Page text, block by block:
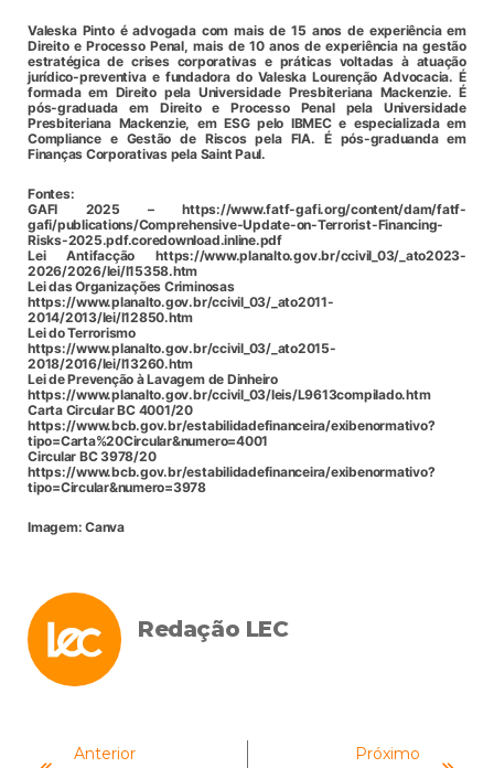
Valeska Pintoé advogada com mais de 15 anos de experiência em
Direito e Processo Penal, mais de 10 anos de experiência na gestão
estratégica de crises corporativas e práticas voltadas à atuação
jurídico-preventiva e fundadora do Valeska Lourenção Advocacia. É
formada em Direito pela Universidade Presbiteriana Mackenzie. É
pós-graduada em Direito e Processo Penal pela Universidade
Presbiteriana Mackenzie, em ESG pelo IBMEC e especializada em
Compliance e Gestão de Riscos pela FIA. É pós-graduanda em
Finanças Corporativas pela Saint Paul.
Fontes:
GAFI 2025 – https://www.fatf-gafi.org/content/dam/fatf-
gafi/publications/Comprehensive-Update-on-Terrorist-Financing-
Risks-2025.pdf.coredownload.inline.pdf
Lei Antifacção https://www.planalto.gov.br/ccivil_03/_ato2023-
2026/2026/lei/l15358.htm
Lei das Organizações Criminosas
https://www.planalto.gov.br/ccivil_03/_ato2011-
2014/2013/lei/l12850.htm
Lei do Terrorismo
https://www.planalto.gov.br/ccivil_03/_ato2015-
2018/2016/lei/l13260.htm
Lei de Prevenção à Lavagem de Dinheiro
https://www.planalto.gov.br/ccivil_03/leis/L9613compilado.htm
Carta Circular BC 4001/20
https://www.bcb.gov.br/estabilidadefinanceira/exibenormativo?
tipo=Carta%20Circular&numero=4001
Circular BC 3978/20
https://www.bcb.gov.br/estabilidadefinanceira/exibenormativo?
tipo=Circular&numero=3978
Imagem: Canva
Redação LEC
Anterior Próximo